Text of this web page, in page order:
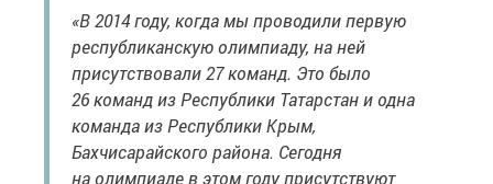
«В 2014 году, когда мы проводили первую
республиканскую олимпиаду, на ней
присутствовали 27 команд. Это было
26 команд из Республики Татарстан и одна
команда из Республики Крым,
Бахчисарайского района. Сегодня
на олимпиаде в этом году присутствуют